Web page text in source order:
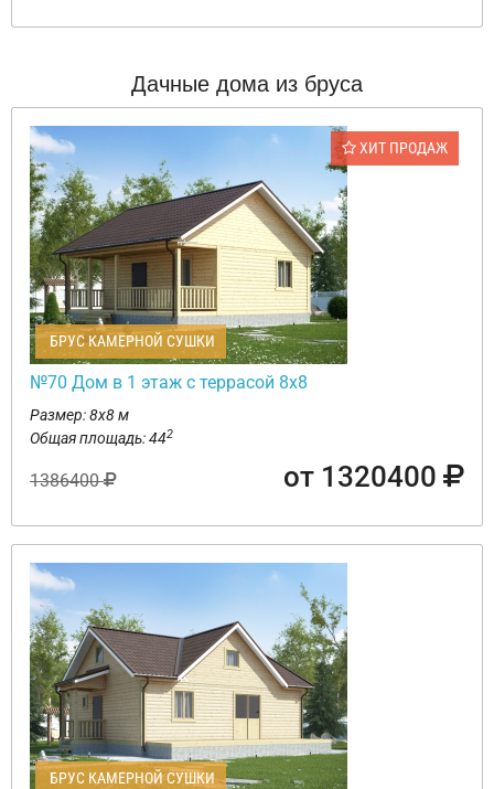
Дачные дома из бруса
ХИТ ПРОДАЖ
БРУС КАМЕРНОЙ СУШКИ
№70 Дом в 1 этаж с террасой 8х8
Размер: 8х8 м
Общая площадь: 442
1386400 от 1320400
БРУС КАМЕРНОЙ СУШКИ